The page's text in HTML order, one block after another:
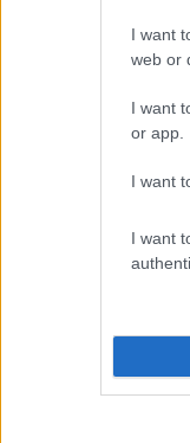
I want
web or
I want
or app.
I want
I want